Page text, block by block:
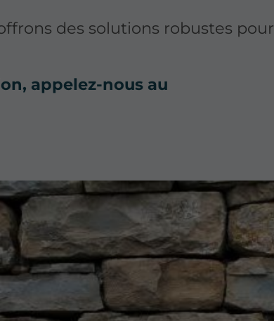
des solutions robustes pour
appelez-nous au